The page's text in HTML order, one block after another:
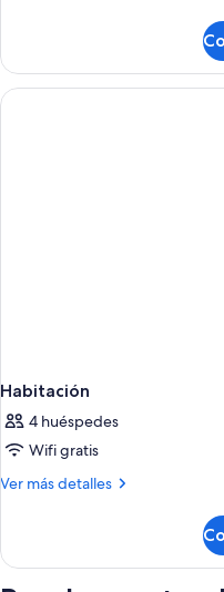
Habitación
4 huéspedes
Wifi gratis
Ver más detalles
Más